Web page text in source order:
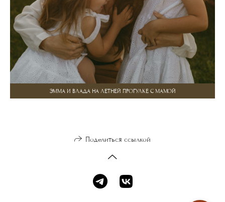
ЭММА И ВЛАДА НА ЛЕТНЕЙ ПРОГУЛКЕ С МАМОЙ
Поделиться ссылкой